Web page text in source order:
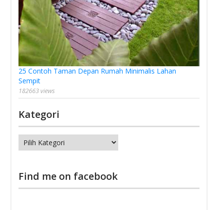
25 Contoh Taman Depan Rumah Minimalis Lahan
Sempit
182663 views
Kategori
Kategori
Find me on facebook